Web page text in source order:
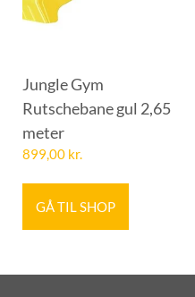
Jungle Gym
Rutschebane gul 2,65
meter
899,00 kr.
GÅ TIL SHOP